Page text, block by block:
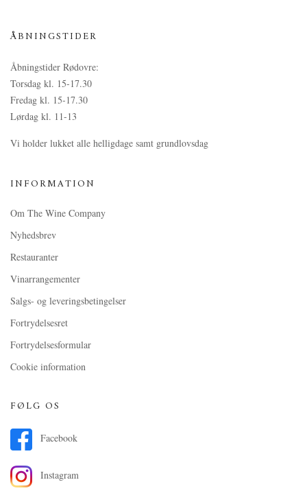
ÅBNINGSTIDER
Åbningstider Rødovre:
Torsdag kl. 15-17.30
Fredag kl. 15-17.30
Lørdag kl. 11-13
Vi holder lukket alle helligdage samt grundlovsdag
INFORMATION
Om The Wine Company
Nyhedsbrev
Restauranter
Vinarrangementer
Salgs- og leveringsbetingelser
Fortrydelsesret
Fortrydelsesformular
Cookie information
FØLG OS
Facebook
Instagram